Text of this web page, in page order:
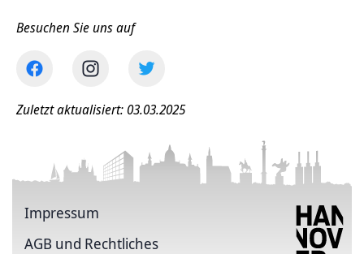
Besuchen Sie uns auf
Zuletzt aktualisiert: 03.03.2025
Impressum
AGB und Rechtliches